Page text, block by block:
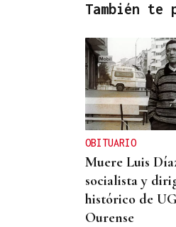
También te
OBITUARIO
Muere Luis
socialista y
histórico de
Ourense